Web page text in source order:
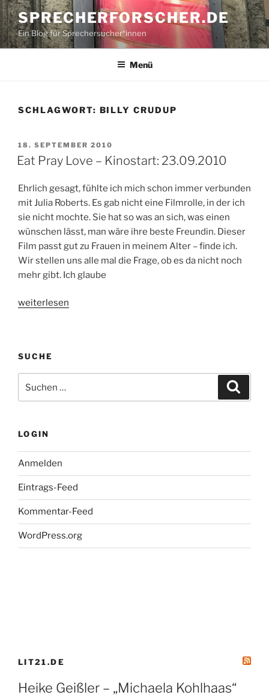
Zum
Inhalt
springen
SPRECHERFORSCHER.DE
Ein Blog für Sprechersucher*innen
Menü
SCHLAGWORT: BILLY CRUDUP
VERÖFFENTLICHT
AM
18. SEPTEMBER 2010
Eat Pray Love – Kinostart: 23.09.2010
Ehrlich gesagt, fühlte ich mich schon immer verbunden
mit Julia Roberts. Es gab nicht eine Filmrolle, in der ich
sie nicht mochte. Sie hat so was an sich, was einen
wünschen lässt, man wäre ihre beste Freundin. Dieser
Film passt gut zu Frauen in meinem Alter – finde ich.
Wir stellen uns alle mal die Frage, ob es da nicht noch
mehr gibt. Ich glaube
„Eat
Kinostart:
23.09.2010“
weiterlesen
SUCHE
nach:
LOGIN
Anmelden
Eintrags-Feed
Kommentar-Feed
WordPress.org
LIT21.DE
Heike Geißler – „Michaela Kohlhaas“